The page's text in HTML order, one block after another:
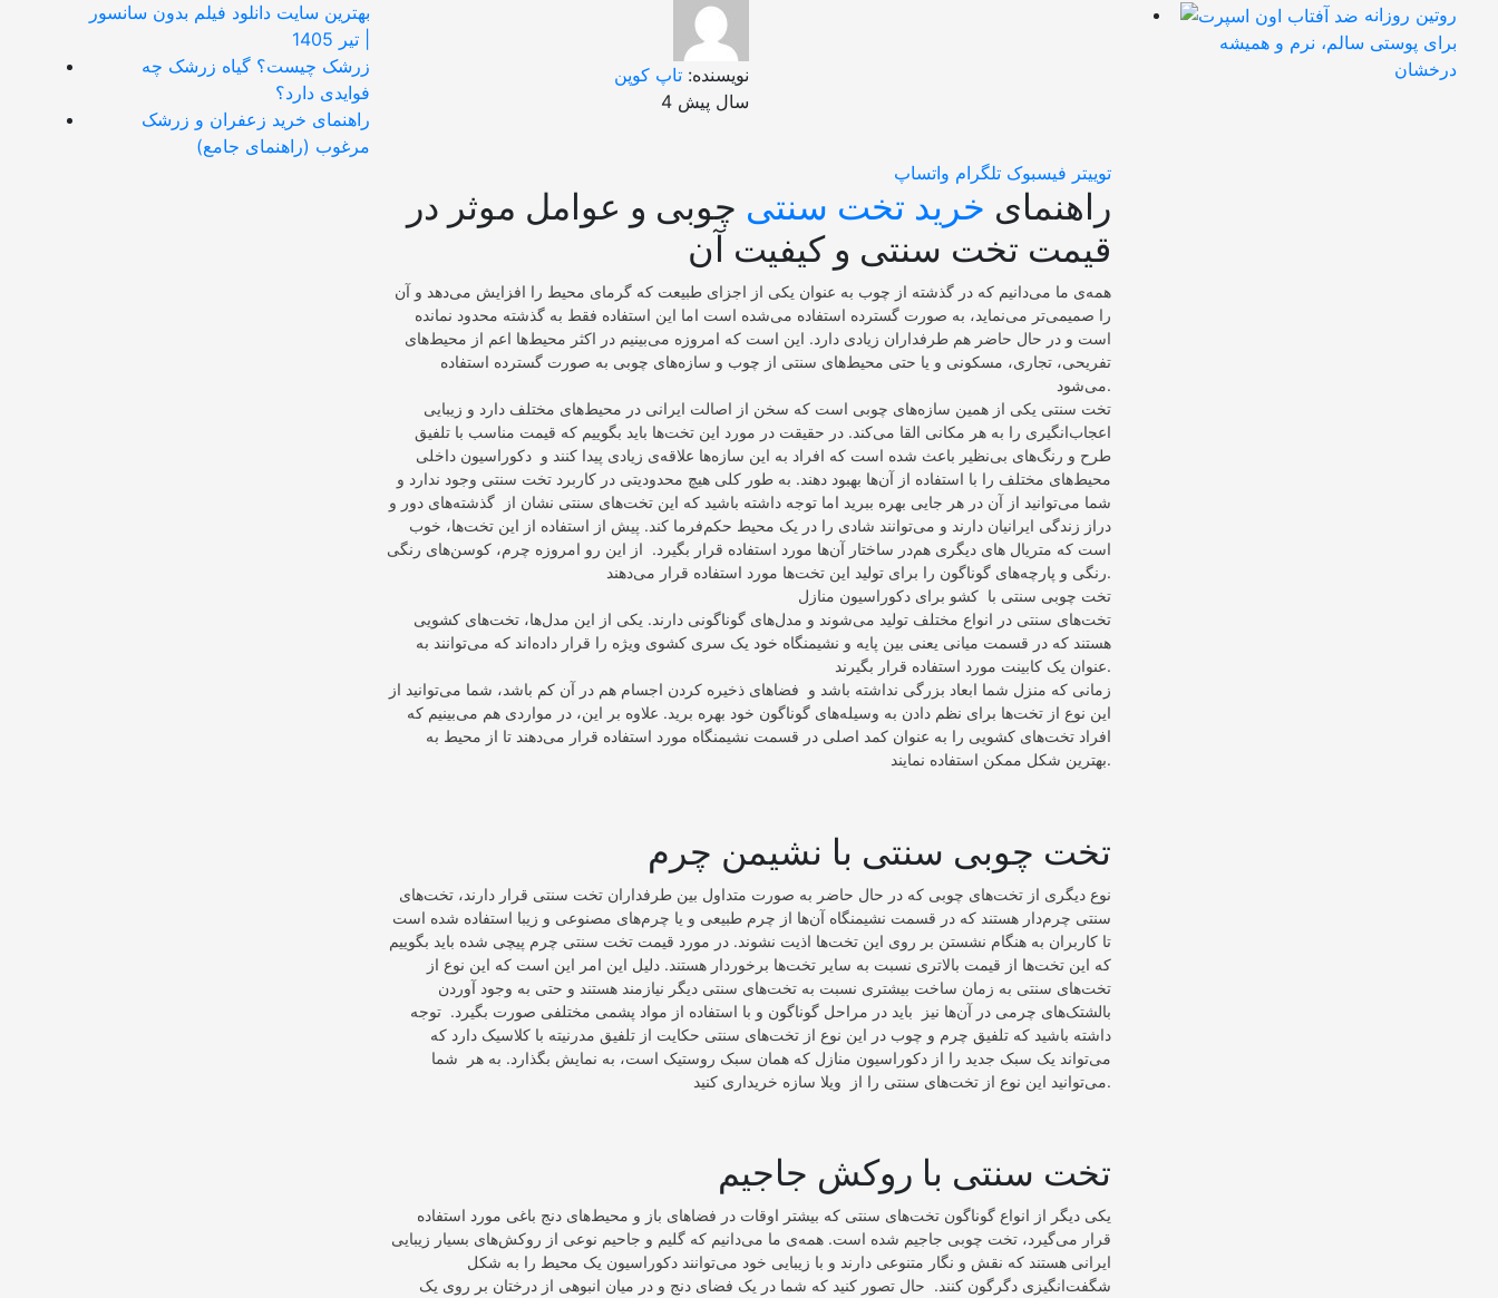
بهترین سایت دانلود فیلم بدون سانسور
| تیر 1405
زرشک چیست؟ گیاه زرشک چه
فوایدی دارد؟
راهنمای خرید زعفران و زرشک
مرغوب (راهنمای جامع)
نویسنده: تاپ کوپن
4 سال پیش
توییتر فیسبوک تلگرام واتساپ
راهنمای خرید تخت سنتی چوبی و عوامل موثر در
قیمت تخت سنتی و کیفیت آن
همه‌ی ما می‌دانیم که در گذشته از چوب به عنوان یکی از اجزای طبیعت که گرمای محیط را افزایش می‌دهد و آن
را صمیمی‌تر می‌نماید، به صورت گسترده استفاده می‌شده است اما این استفاده فقط به گذشته محدود نمانده
است و در حال حاضر هم طرفداران زیادی دارد. این است که امروزه می‌بینیم در اکثر محیط‌ها اعم از محیط‌های
تفریحی، تجاری، مسکونی و یا حتی محیط‌های سنتی از چوب و سازه‌های چوبی به صورت گسترده استفاده
می‌شود.
تخت سنتی یکی از همین سازه‌های چوبی است که سخن از اصالت ایرانی در محیط‌های مختلف دارد و زیبایی
اعجاب‌انگیری را به هر مکانی القا می‌کند‌. در حقیقت در مورد این تخت‌ها باید بگوییم که قیمت مناسب با تلفیق
طرح و رنگ‌های بی‌نظیر باعث شده است که افراد به این سازه‌ها علاقه‌ی زیادی پیدا کنند و ‌ دکوراسیون داخلی
محیط‌های مختلف را با استفاده از آن‌ها بهبود دهند. به طور کلی هیچ محدودیتی در کاربرد تخت سنتی وجود ندارد و
شما می‌توانید از آن در هر جایی بهره ببرید اما توجه داشته باشید که این تخت‌های سنتی نشان از گذشته‌های دور و
دراز زندگی ایرانیان دارند و می‌توانند شادی را در یک محیط حکم‌فرما کند. پیش از استفاده از این تخت‌ها، خوب
است که متریال ‌های دیگری هم‌در ساختار آن‌ها مورد استفاده قرار بگیرد. از این رو امروزه چرم، کوسن‌های رنگی
رنگی و پارچه‌های گوناگون را برای تولید این تخت‌ها مورد استفاده قرار می‌دهند.
تخت چوبی سنتی با کشو برای دکوراسیون منازل
تخت‌های سنتی در انواع مختلف تولید می‌شوند و مدل‌های گوناگونی دارند. یکی از این مدل‌ها، تخت‌های کشویی
هستند که در قسمت میانی یعنی بین پایه و نشیمنگاه خود یک سری کشوی ویژه را قرار داده‌اند که می‌توانند به
عنوان یک کابینت مورد استفاده قرار بگیرند.
زمانی که منزل شما ابعاد بزرگی نداشته باشد و فضاهای ذخیره کردن اجسام هم در آن کم باشد، شما می‌توانید از
این نوع از تخت‌ها برای نظم دادن به وسیله‌های گوناگون خود بهره برید. علاوه بر این، در مواردی هم می‌بینیم که
افراد تخت‌های کشویی را به عنوان کمد اصلی در قسمت نشیمنگاه مورد استفاده قرار می‌دهند تا از محیط به
بهترین شکل ممکن استفاده نمایند.
تخت چوبی سنتی با نشیمن چرم
نوع دیگری از تخت‌های چوبی که در حال حاضر به صورت متداول بین طرفداران تخت سنتی قرار دارند، تخت‌های
سنتی چرم‌دار هستند که در قسمت نشیمنگاه آن‌ها از چرم طبیعی و یا چرم‌های مصنوعی و زیبا استفاده شده است
تا کاربران به هنگام نشستن بر روی این تخت‌ها اذیت نشوند. در مورد قیمت تخت سنتی چرم پیچی شده باید بگوییم
که این تخت‌ها از قیمت بالاتری نسبت به سایر تخت‌ها برخوردار هستند. دلیل این امر این است که این نوع از
تخت‌های سنتی به زمان ساخت بیشتری نسبت به تخت‌های سنتی دیگر نیازمند هستند و حتی به وجود آوردن
بالشتک‌های چرمی در آن‌ها نیز باید در مراحل گوناگون و با استفاده از مواد پشمی مختلفی صورت بگیرد. توجه
داشته باشید که تلفیق چرم و چوب در این نوع از تخت‌های سنتی حکایت از تلفیق مدرنیته با کلاسیک دارد که
می‌تواند یک سبک جدید را از دکوراسیون منازل که همان سبک روستیک است، به نمایش بگذارد. به هر شما
می‌توانید این نوع از تخت‌های سنتی را از ویلا سازه خریداری کنید.
تخت سنتی با روکش جاجیم
یکی دیگر از انواع گوناگون تخت‌های سنتی که بیشتر اوقات در فضاهای باز و محیط‌های دنج باغی مورد استفاده
قرار می‌گیرد، تخت چوبی جاجیم شده است. همه‌ی ما می‌دانیم که گلیم و جاحیم نوعی از روکش‌های بسیار زیبايی
ایرانی هستند که نقش و نگار متنوعی دارند و با زیبایی خود می‌توانند دکوراسیون یک ‌محیط را به شکل
شگفت‌انگیزی دگرگون کنند. حال تصور کنید که شما در یک فضای دنج و در میان انبوهی از درختان بر روی یک
روتین روزانه
برای پوستی سالم، نرم و همیشه
درخشان